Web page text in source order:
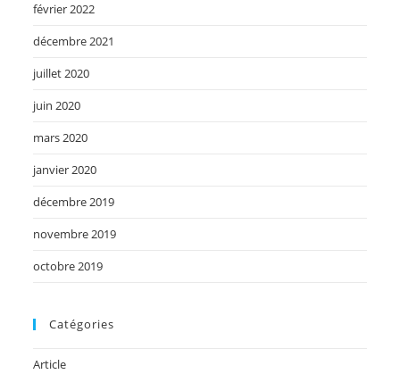
février 2022
décembre 2021
juillet 2020
juin 2020
mars 2020
janvier 2020
décembre 2019
novembre 2019
octobre 2019
Catégories
Article